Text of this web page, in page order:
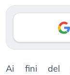
Ai fini del